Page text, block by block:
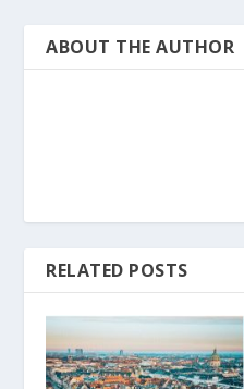
ABOUT THE AUTHOR
RELATED POSTS